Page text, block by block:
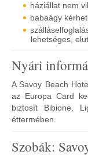
háziállat nem
babaágy
lehetséges,
Nyári
A Savoy Beach
az Europa Card
biztosít Bibione,
éttermében.
Szobák: